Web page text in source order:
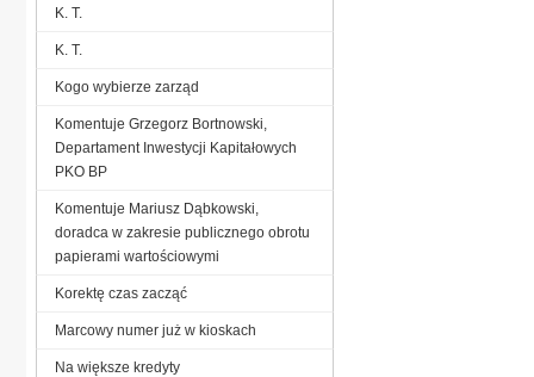
K. T.
K. T.
Kogo wybierze zarząd
Komentuje Grzegorz Bortnowski,
Departament Inwestycji Kapitałowych
PKO BP
Komentuje Mariusz Dąbkowski,
doradca w zakresie publicznego obrotu
papierami wartościowymi
Korektę czas zacząć
Marcowy numer już w kioskach
Na większe kredyty